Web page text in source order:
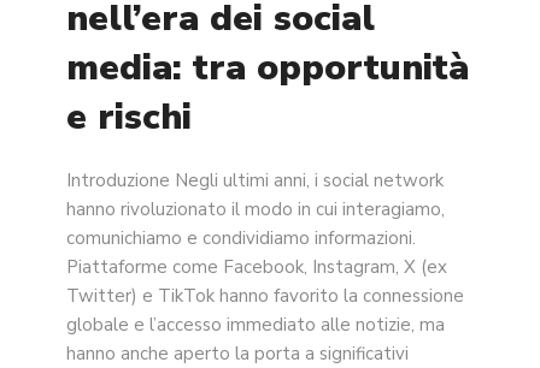
nell’era dei social
media: tra opportunità
e rischi
Introduzione Negli ultimi anni, i social network
hanno rivoluzionato il modo in cui interagiamo,
comunichiamo e condividiamo informazioni.
Piattaforme come Facebook, Instagram, X (ex
Twitter) e TikTok hanno favorito la connessione
globale e l’accesso immediato alle notizie, ma
hanno anche aperto la porta a significativi